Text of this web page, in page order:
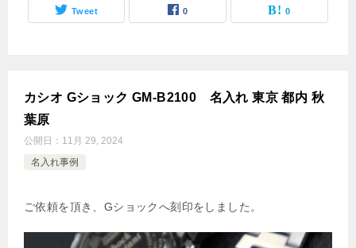
Tweet 0 0
カシオ Gショック GM-B2100 名入れ 東京 都内 秋
葉原
公開日： 11月 29, 2024
名入れ事例
ご依頼を頂き、Gショックへ刻印をしました。